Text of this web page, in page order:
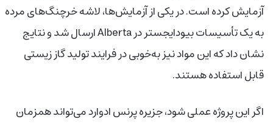
آزمایش کرده است. در یکی از آزمایش‌ها، لاشه خرچنگ‌های مرده
به یک تأسیسات بیودایجستر در Alberta ارسال شد و نتایج
نشان داد که این مواد نیز به‌خوبی در فرایند تولید گاز زیستی
قابل استفاده هستند.
اگر این پروژه عملی شود، جزیره پرنس ادوارد می‌تواند همزمان